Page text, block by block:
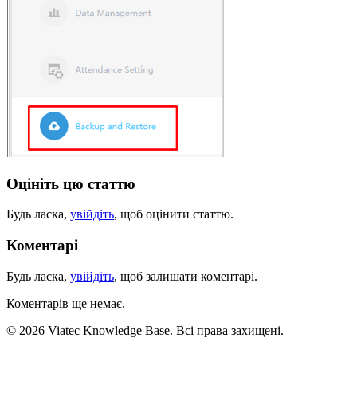
Оцініть цю статтю
Будь ласка, увійдіть, щоб оцінити статтю.
Коментарі
Будь ласка, увійдіть, щоб залишати коментарі.
Коментарів ще немає.
© 2026 Viatec Knowledge Base. Всі права захищені.